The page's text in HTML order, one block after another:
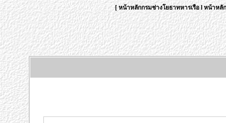
[หน้าหลักกรมช่างโยธาทหารเรือlหน้าหลั